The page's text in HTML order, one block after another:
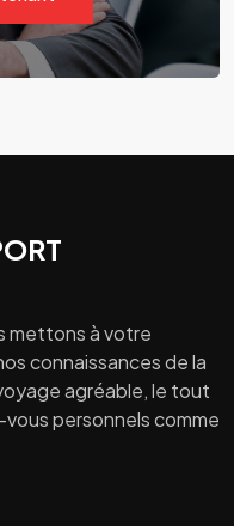
mettons à votre
connaissances de la
agréable, le tout
vous personnels comme